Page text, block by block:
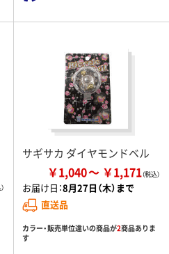
サギサカ ダイヤモンドベル
￥1,040 ￥1,171
お届け日：8月27日（木）まで
直送品
カラー・販売単位違いの商品が2商品ありま
す